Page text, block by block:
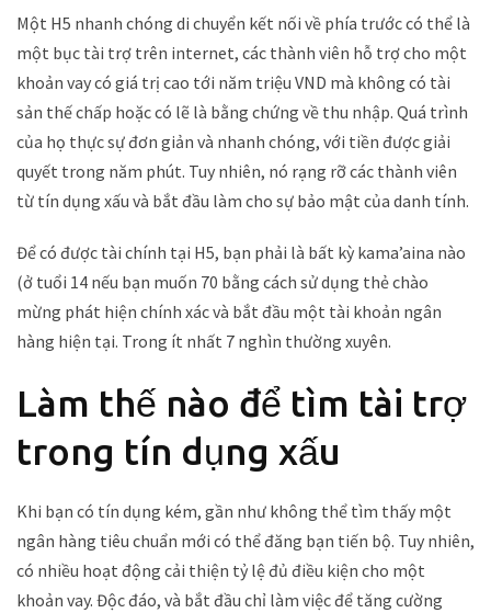
Một H5 nhanh chóng di chuyển kết nối về phía trước có thể là
một bục tài trợ trên internet, các thành viên hỗ trợ cho một
khoản vay có giá trị cao tới năm triệu VND mà không có tài
sản thế chấp hoặc có lẽ là bằng chứng về thu nhập. Quá trình
của họ thực sự đơn giản và nhanh chóng, với tiền được giải
quyết trong năm phút. Tuy nhiên, nó rạng rỡ các thành viên
từ tín dụng xấu và bắt đầu làm cho sự bảo mật của danh tính.
Để có được tài chính tại H5, bạn phải là bất kỳ kama’aina nào
(ở tuổi 14 nếu bạn muốn 70 bằng cách sử dụng thẻ chào
mừng phát hiện chính xác và bắt đầu một tài khoản ngân
hàng hiện tại. Trong ít nhất 7 nghìn thường xuyên.
Làm thế nào để tìm tài trợ
trong tín dụng xấu
Khi bạn có tín dụng kém, gần như không thể tìm thấy một
ngân hàng tiêu chuẩn mới có thể đăng bạn tiến bộ. Tuy nhiên,
có nhiều hoạt động cải thiện tỷ lệ đủ điều kiện cho một
khoản vay. Độc đáo, và bắt đầu chỉ làm việc để tăng cường